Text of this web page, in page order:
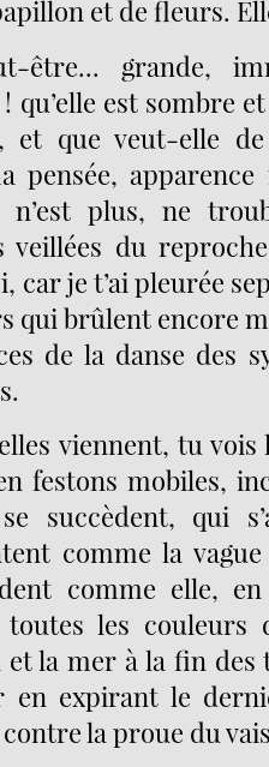
et de fleurs.
être... grande,
qu’elle est sombre
et que veut-elle
pensée,
n’est plus, ne
veillées du
car je t’ai pleurée
qui brûlent encore
de la danse des
viennent, tu
festons mobiles,
succèdent, qui
comme la
comme elle,
les couleurs
et la mer à la fin des
en expirant le
la proue du